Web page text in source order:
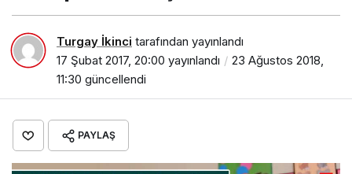
Turgay İkinci tarafından yayınlandı
17 Şubat 2017, 20:00 yayınlandı
23 Ağustos 2018,
11:30 güncellendi
PAYLAŞ